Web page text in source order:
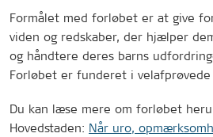
Formålet med forløbet er at give
viden og redskaber, der hjælper
og håndtere deres barns
Forløbet er funderet i
Du kan læse mere om forløbet
Hovedstaden: Når uro,